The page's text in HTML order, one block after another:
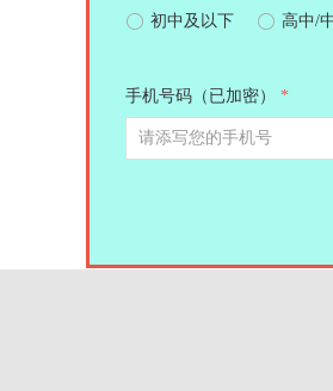
ꀐ 初中及以下 ꀐ 高中/
手机号码（已加密） *